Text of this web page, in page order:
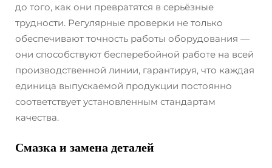
до того, как они превратятся в серьёзные
трудности. Регулярные проверки не только
обеспечивают точность работы оборудования —
они способствуют бесперебойной работе на всей
производственной линии, гарантируя, что каждая
единица выпускаемой продукции постоянно
соответствует установленным стандартам
качества.
Смазка и замена деталей